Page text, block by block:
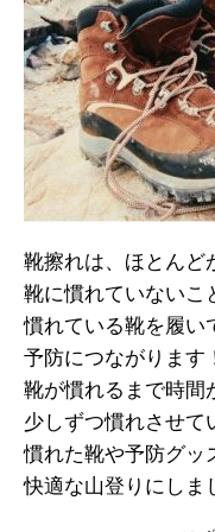
靴擦れは、ほとんど
靴に慣れていないこ
慣れている靴を履い
予防につながります
靴が慣れるまで時間
少しずつ慣れさせて
慣れた靴や予防グッ
快適な山登りにしま